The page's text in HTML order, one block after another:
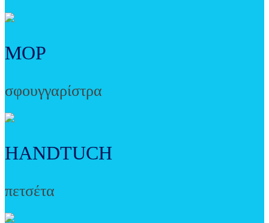
MOP
σφουγγαρίστρα
HANDTUCH
πετσέτα